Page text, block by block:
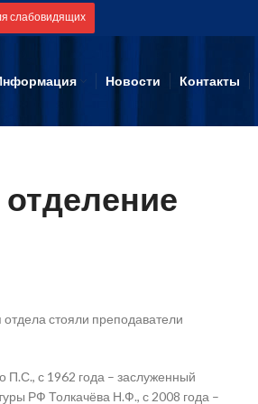
слабовидящих
Новости Контакты
стояли преподаватели
П.С., с 1962 года – заслуженный
РФ Толкачёва Н.Ф., с 2008 года –